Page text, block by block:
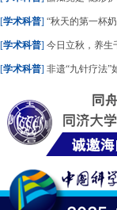
[学术科普] “秋天的第一杯奶茶
[学术科普] 今日立秋，养生
[学术科普] 非遗“九针疗法”如